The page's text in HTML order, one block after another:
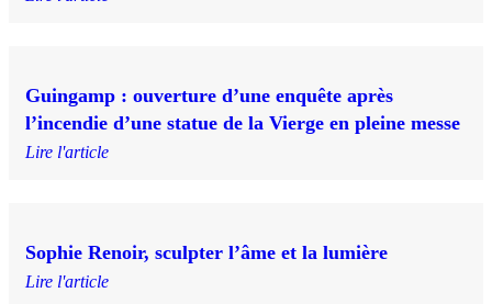
Guingamp : ouverture d’une enquête après
l’incendie d’une statue de la Vierge en pleine messe
Lire l'article
Sophie Renoir, sculpter l’âme et la lumière
Lire l'article